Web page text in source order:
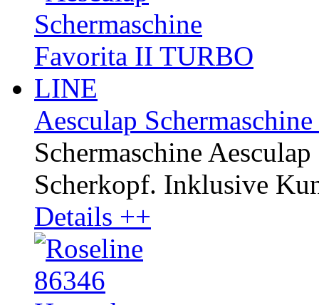
Aesculap
Schermaschine
Scherkopf. Inklusive
Details ++